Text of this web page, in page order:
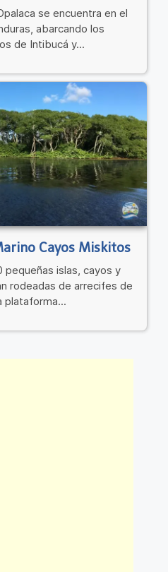
se encuentra en el
abarcando los
de Intibucá y...
Cayos Miskitos
pequeñas islas, cayos y
rodeadas de arrecifes de
plataforma...